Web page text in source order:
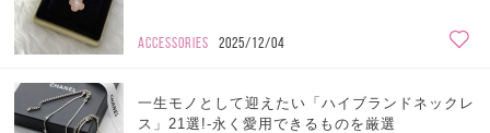
ACCESSORIES 2025/12/04
一生モノとして迎えたい「ハイブランドネックレ
ス」21選!-永く愛用できるものを厳選